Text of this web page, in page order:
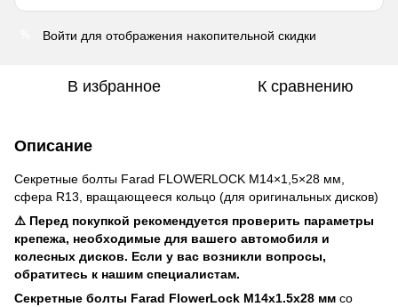
Войти для отображения накопительной скидки
В избранное К сравнению
Описание
Секретные болты Farad FLOWERLOCK M14×1,5×28 мм,
сфера R13, вращающееся кольцо (для оригинальных дисков)
⚠️ Перед покупкой рекомендуется проверить параметры
крепежа, необходимые для вашего автомобиля и
колесных дисков. Если у вас возникли вопросы,
обратитесь к нашим специалистам.
Секретные болты Farad FlowerLock M14x1.5x28 мм со